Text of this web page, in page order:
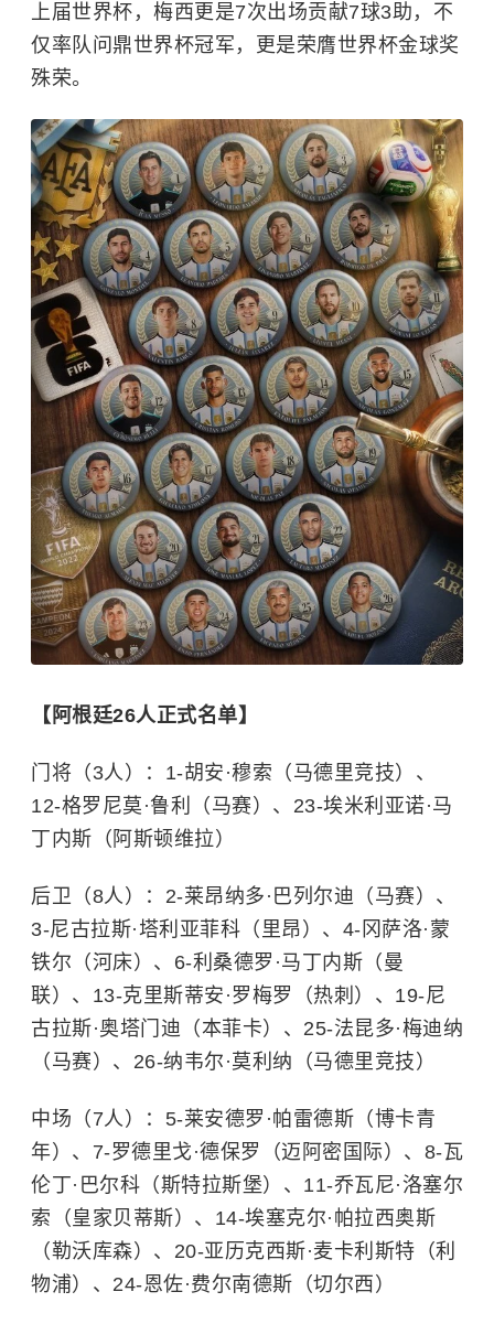
上届世界杯，梅西更是7次出场贡献7球3助，不
仅率队问鼎世界杯冠军，更是荣膺世界杯金球奖
殊荣。
【阿根廷26人正式名单】
门将（3人）：1-胡安·穆索（马德里竞技）、
12-格罗尼莫·鲁利（马赛）、23-埃米利亚诺·马
丁内斯（阿斯顿维拉）
后卫（8人）：2-莱昂纳多·巴列尔迪（马赛）、
3-尼古拉斯·塔利亚菲科（里昂）、4-冈萨洛·蒙
铁尔（河床）、6-利桑德罗·马丁内斯（曼
联）、13-克里斯蒂安·罗梅罗（热刺）、19-尼
古拉斯·奥塔门迪（本菲卡）、25-法昆多·梅迪纳
（马赛）、26-纳韦尔·莫利纳（马德里竞技）
中场（7人）：5-莱安德罗·帕雷德斯（博卡青
年）、7-罗德里戈·德保罗（迈阿密国际）、8-瓦
伦丁·巴尔科（斯特拉斯堡）、11-乔瓦尼·洛塞尔
索（皇家贝蒂斯）、14-埃塞克尔·帕拉西奥斯
（勒沃库森）、20-亚历克西斯·麦卡利斯特（利
物浦）、24-恩佐·费尔南德斯（切尔西）